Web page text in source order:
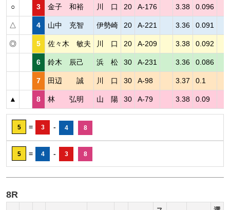
○ 3 金子 和裕 川 口 20 A-176 3.38 0.096
△ 4 山中 充智 伊勢崎 20 A-221 3.36 0.091
◎ 5 佐々木 敏夫 川 口 20 A-209 3.38 0.092
6 鈴木 辰己 浜 松 30 A-231 3.36 0.086
7 田辺 誠 川 口 30 A-98 3.37 0.1
▲ 8 林 弘明 山 陽 30 A-79 3.38 0.09
5 = 3 - 4 8
5 = 4 - 3 8
8R